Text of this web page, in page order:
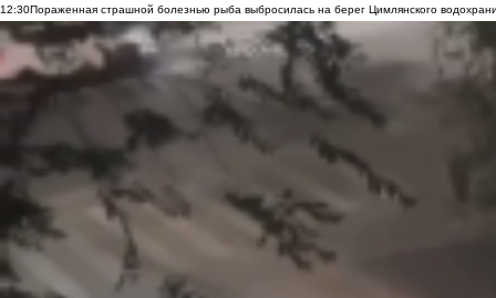
12:30Пораженная страшной болезнью рыба выбросилась на берег Цимлянского